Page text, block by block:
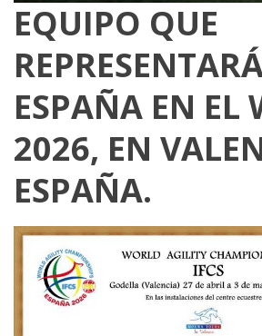
EQUIPO QUE
ESPAÑA EN EL
2026, EN
ESPAÑA.